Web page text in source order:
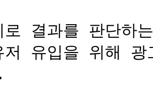
로 결과를 판단하
저 유입을 위해